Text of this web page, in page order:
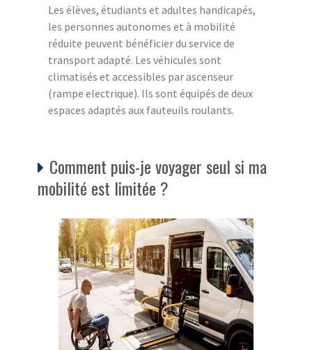
Les élèves, étudiants et adultes handicapés,
les personnes autonomes et à mobilité
réduite peuvent bénéficier du service de
transport adapté. Les véhicules sont
climatisés et accessibles par ascenseur
(rampe electrique). Ils sont équipés de deux
espaces adaptés aux fauteuils roulants.
Comment puis-je voyager seul si ma
mobilité est limitée ?